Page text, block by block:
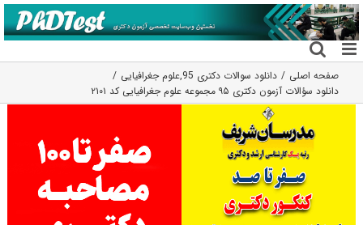
رفتن
به
محتوا
صفحه اصلی دانلود سوالات دکتری 95 ,علوم جغرافیایی
دانلود سؤالات آزمون دکتری ۹۵ مجموعه علوم جغرافیایی کد ۲۱۰۱